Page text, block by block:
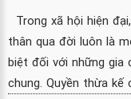
Trong xã hội hiện
thân qua đời luôn là
biệt đối với những gia
chung. Quyền thừa kế